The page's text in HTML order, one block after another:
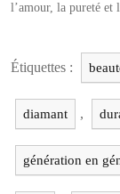
l’amour, la pureté et
Étiquettes :
diamant ,
génération en